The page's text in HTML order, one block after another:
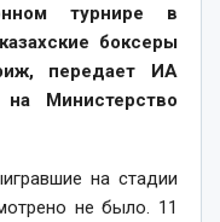
турнире в
боксеры
передает ИА
Министерство
на стадии
не было. 11